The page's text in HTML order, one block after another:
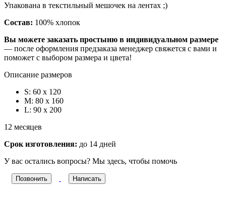
Упакована в текстильный мешочек на лентах ;)
Состав: 100% хлопок
Вы можете заказать простыню в индивидуальном размере
— после оформления предзаказа менеджер свяжется с вами и
поможет с выбором размера и цвета!
Описание размеров
S: 60 x 120
M: 80 х 160
L: 90 х 200
12 месяцев
Срок изготовления: до 14 дней
У вас остались вопросы? Мы здесь, чтобы помочь
Позвонить Написать